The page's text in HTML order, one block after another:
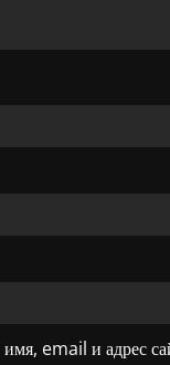
email и адрес